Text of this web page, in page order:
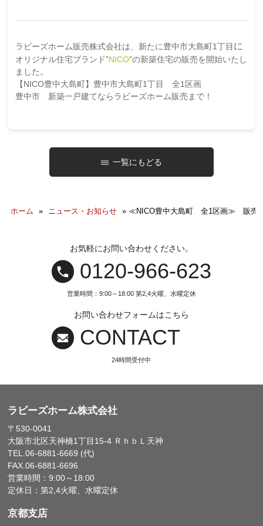
ラビーズホーム販売株式会社は、新たに豊中市大島町1丁目 に
オリジナル住宅ブランド”NICO”の新築住宅の販売を開始いたし
ました。
【NICO豊中大島町】豊中市大島町1丁目 全1区画
豊中市 新築一戸建てならラビーズホーム販売まで！
一覧にもどる
ホーム » ニュース・お知らせ » ≪NICO豊中大島町 全1区画≫ 販売
お気軽にお問い合わせください。
0120‐966‐623
営業時間：9:00～18:00 第2,4火曜、水曜定休
お問い合わせフォームはこちら
CONTACT
24時間受付中
ラビーズホーム株式会社
〒530-0041
大阪市北区天神橋1丁目15-4 ＲｈｂＬ天神
TEL.06-6881-6669 (代)
FAX.06-6881-6696
営業時間：9:00～18:00
定休日：第2,4火曜、水曜定休
京都支店